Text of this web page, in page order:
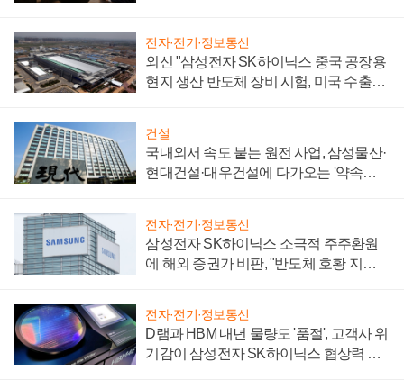
전자·전기·정보통신
외신 "삼성전자 SK하이닉스 중국 공장용
현지 생산 반도체 장비 시험, 미국 수출통
건설
국내외서 속도 붙는 원전 사업, 삼성물산·
현대건설·대우건설에 다가오는 '약속의
전자·전기·정보통신
삼성전자 SK하이닉스 소극적 주주환원
에 해외 증권가 비판, "반도체 호황 지속
전자·전기·정보통신
D램과 HBM 내년 물량도 '품절', 고객사 위
기감이 삼성전자 SK하이닉스 협상력 더